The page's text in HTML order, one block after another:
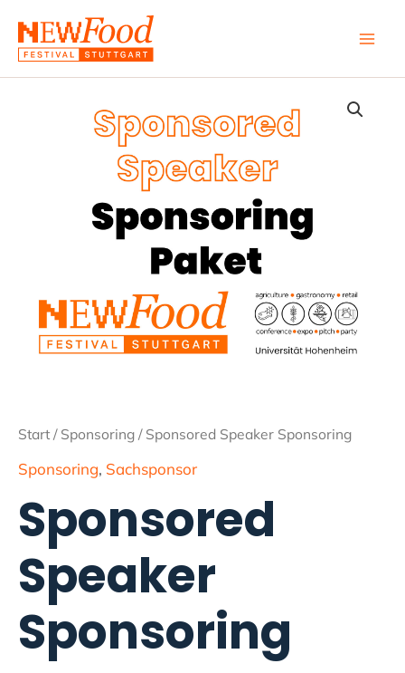
Inhalt
springen
Start / Sponsoring / Sponsored Speaker Sponsoring
Sponsoring, Sachsponsor
Sponsored
Speaker
Sponsoring